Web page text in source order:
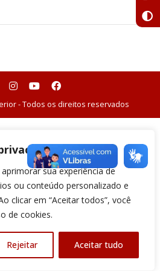
sua experiência de
ou conteúdo personalizado e
clicar em “Aceitar todos”, você
de cookies.
Rejeitar Aceitar tudo
- Todos os direitos reservados